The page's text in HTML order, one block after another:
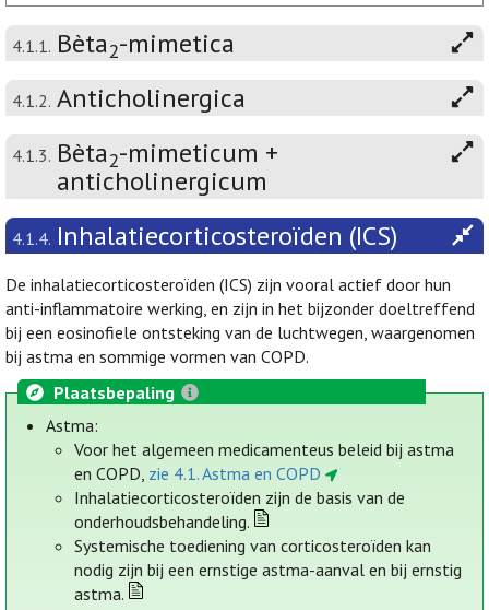
4.1.1. Bèta2-mimetica
4.1.2. Anticholinergica
4.1.3. Bèta2-mimeticum +
anticholinergicum
4.1.4. Inhalatiecorticosteroïden (ICS)
De inhalatiecorticosteroïden (ICS) zijn vooral actief door hun
anti-inflammatoire werking, en zijn in het bijzonder doeltreffend
bij een eosinofiele ontsteking van de luchtwegen, waargenomen
bij astma en sommige vormen van COPD.
Plaatsbepaling
Astma:
Voor het algemeen medicamenteus beleid bij astma
en COPD, zie 4.1. Astma en COPD
Inhalatiecorticosteroïden zijn de basis van de
onderhoudsbehandeling.
Systemische toediening van corticosteroïden kan
nodig zijn bij een ernstige astma-aanval en bij ernstig
astma.